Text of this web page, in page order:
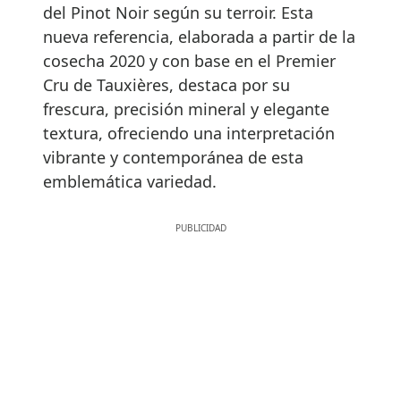
del Pinot Noir según su terroir. Esta
nueva referencia, elaborada a partir de la
cosecha 2020 y con base en el Premier
Cru de Tauxières, destaca por su
frescura, precisión mineral y elegante
textura, ofreciendo una interpretación
vibrante y contemporánea de esta
emblemática variedad.